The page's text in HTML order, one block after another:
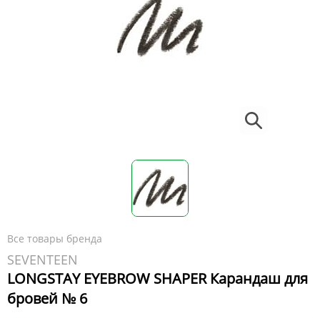
Все товары бренда
SEVENTEEN
LONGSTAY EYEBROW SHAPER Карандаш для
бровей № 6